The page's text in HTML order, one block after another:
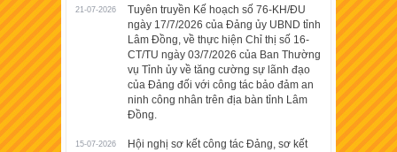
21-07-2026
Tuyên truyền Kế hoạch số 76-KH/ĐU
ngày 17/7/2026 của Đảng ủy UBND tỉnh
Lâm Đồng, về thực hiện Chỉ thị số 16-
CT/TU ngày 03/7/2026 của Ban Thường
vụ Tỉnh ủy về tăng cường sự lãnh đạo
của Đảng đối với công tác bảo đảm an
ninh công nhân trên địa bàn tỉnh Lâm
Đồng.
15-07-2026
Hội nghị sơ kết công tác Đảng, sơ kết